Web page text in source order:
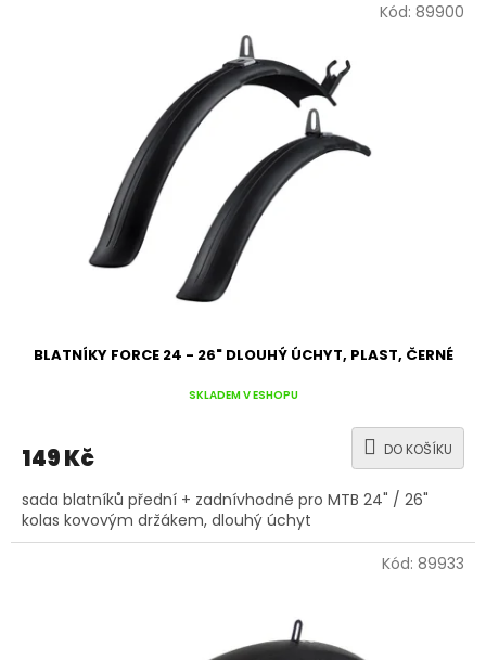
BLATNÍKY FORCE 24 - 26" DLOUHÝ ÚCHYT, PLAST, ČERNÉ
SKLADEM V ESHOPU
149 Kč DO KOŠÍKU
sada blatníků přední + zadnívhodné pro MTB 24" / 26"
kolas kovovým držákem, dlouhý úchyt
Kód: 89900
Kód: 89933